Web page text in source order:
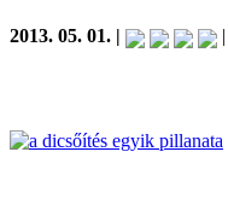
2013. 05. 01. | |